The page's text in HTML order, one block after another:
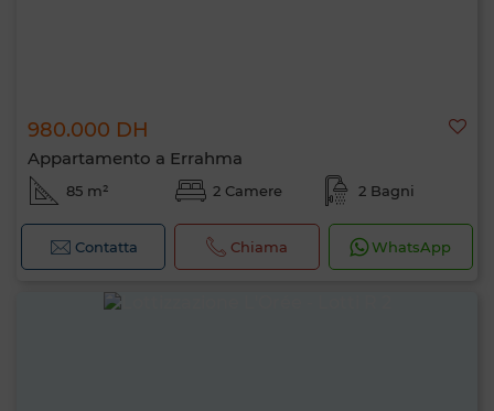
980.000 DH
Appartamento a Errahma
85 m² 2 Camere 2 Bagni
Contatta Chiama WhatsApp